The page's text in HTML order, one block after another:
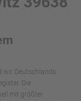
wir Deutschlands
Die
mit größter